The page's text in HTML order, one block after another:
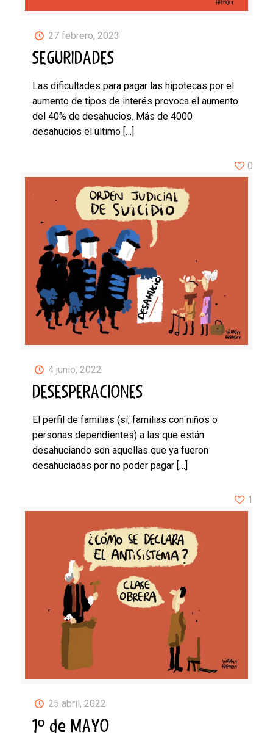
27 febrero, 2023
SEGURIDADES
Las dificultades para pagar las hipotecas por el
aumento de tipos de interés provoca el aumento
del 40% de desahucios. Más de 4000
desahucios el último […]
4 junio, 2022
DESESPERACIONES
El perfil de familias (sí, familias con niños o
personas dependientes) a las que están
desahuciando son aquellas que ya fueron
desahuciadas por no poder pagar […]
0
25 abril, 2022
1º de MAYO
1